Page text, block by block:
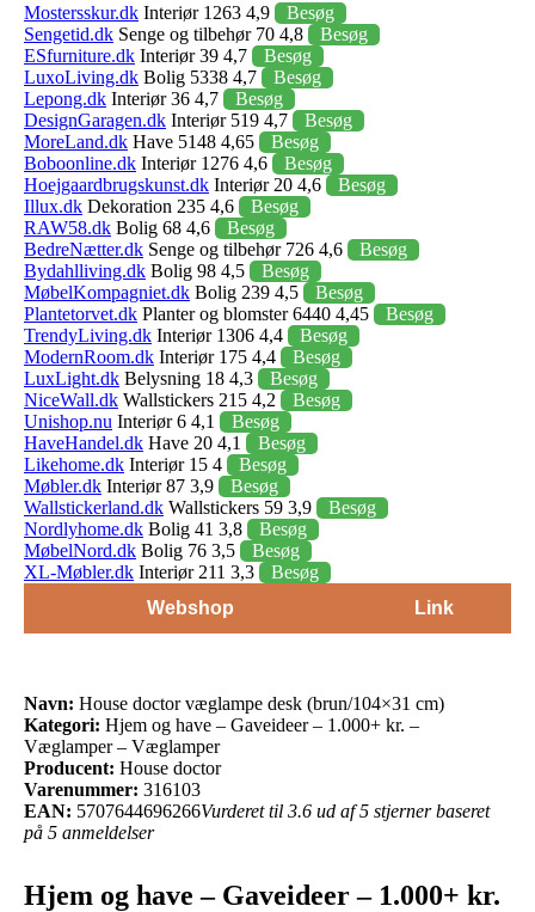
Mostersskur.dk Interiør 1263 4,9
Besøg
Sengetid.dk Senge og tilbehør 70 4,8
Besøg
ESfurniture.dk Interiør 39 4,7
Besøg
LuxoLiving.dk Bolig 5338 4,7
Besøg
Lepong.dk Interiør 36 4,7
Besøg
DesignGaragen.dk Interiør 519 4,7
Besøg
MoreLand.dk Have 5148 4,65
Besøg
Boboonline.dk Interiør 1276 4,6
Besøg
Hoejgaardbrugskunst.dk Interiør 20 4,6
Besøg
Illux.dk Dekoration 235 4,6
Besøg
RAW58.dk Bolig 68 4,6
Besøg
BedreNætter.dk Senge og tilbehør 726 4,6
Besøg
Bydahlliving.dk Bolig 98 4,5
Besøg
MøbelKompagniet.dk Bolig 239 4,5
Besøg
Plantetorvet.dk Planter og blomster 6440 4,45
Besøg
TrendyLiving.dk Interiør 1306 4,4
Besøg
ModernRoom.dk Interiør 175 4,4
Besøg
LuxLight.dk Belysning 18 4,3
Besøg
NiceWall.dk Wallstickers 215 4,2
Besøg
Unishop.nu Interiør 6 4,1
Besøg
HaveHandel.dk Have 20 4,1
Besøg
Likehome.dk Interiør 15 4
Besøg
Møbler.dk Interiør 87 3,9
Besøg
Wallstickerland.dk Wallstickers 59 3,9
Besøg
Nordlyhome.dk Bolig 41 3,8
Besøg
MøbelNord.dk Bolig 76 3,5
Besøg
XL-Møbler.dk Interiør 211 3,3
Besøg
Webshop
Link
Navn: House doctor væglampe desk (brun/104×31 cm)
Kategori: Hjem og have – Gaveideer – 1.000+ kr. –
Væglamper – Væglamper
Producent: House doctor
Varenummer: 316103
EAN: 5707644696266Vurderet til 3.6 ud af 5 stjerner baseret
på 5 anmeldelser
Hjem og have – Gaveideer – 1.000+ kr.